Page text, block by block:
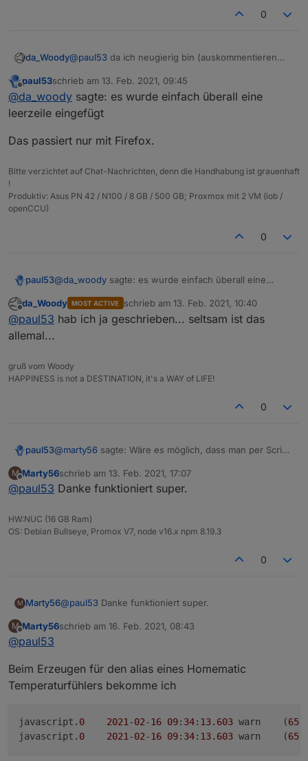
0
da_Woody@paul53 da ich neugierig bin (auskommentieren
und neu unter scripte eingefügt (firefox). daraufhin
haben die zeilen zahlen überhaupt nicht mehr
gestimmt. es wurde einfach überall eine leerzeile
eingefügt (153 zeilen). das ganze mit chrome am
selben PC (Win10) und siehe da, nur mehr 76
bemängelt...
Offline
paul53schrieb am 13. Feb. 2021, 09:45
zuletzt editiert von
@da_woody sagte: es wurde einfach überall eine
leerzeile eingefügt
Das passiert nur mit Firefox.
Bitte verzichtet auf Chat-Nachrichten, denn die Handhabung ist grauenhaft
!
Produktiv: Asus PN 42 / N100 / 8 GB / 500 GB; Proxmox mit 2 VM (iob /
openCCU)
0
paul53@da_woody sagte: es wurde einfach überall eine
Das passiert nur mit Firefox.
Offline
da_Woody MOST ACTIVE schrieb am 13. Feb. 2021, 10:40
zuletzt editiert von
@paul53 hab ich ja geschrieben... seltsam ist das
allemal...
gruß vom Woody
HAPPINESS is not a DESTINATION, it's a WAY of LIFE!
0
paul53@marty56 sagte: Wäre es möglich, dass man per Script
Man kann das Script durch Auskommentieren von 3
Zeilen so ändern, dass es überschreibt: Im Orginal
Anschließend nicht vergessen, die Änderung
rückgängig zu machen!
M
Offline
Marty56schrieb am 13. Feb. 2021, 17:07
zuletzt editiert von
@paul53 Danke funktioniert super.
HW:NUC (16 GB Ram)
OS: Debian Bullseye, Promox V7, node v16.x npm 8.19.3
0
M Marty56@paul53 Danke funktioniert super.
M
Offline
Marty56schrieb am 16. Feb. 2021, 08:43
zuletzt editiert von
@paul53
Beim Erzeugen für den alias eines Homematic
Temperaturfühlers bekomme ich
javascript. 0 2021-02-16 09: 34: 13.603
	warn	(
javascript. 0 2021-02-16 09: 34: 13.603
	warn	(